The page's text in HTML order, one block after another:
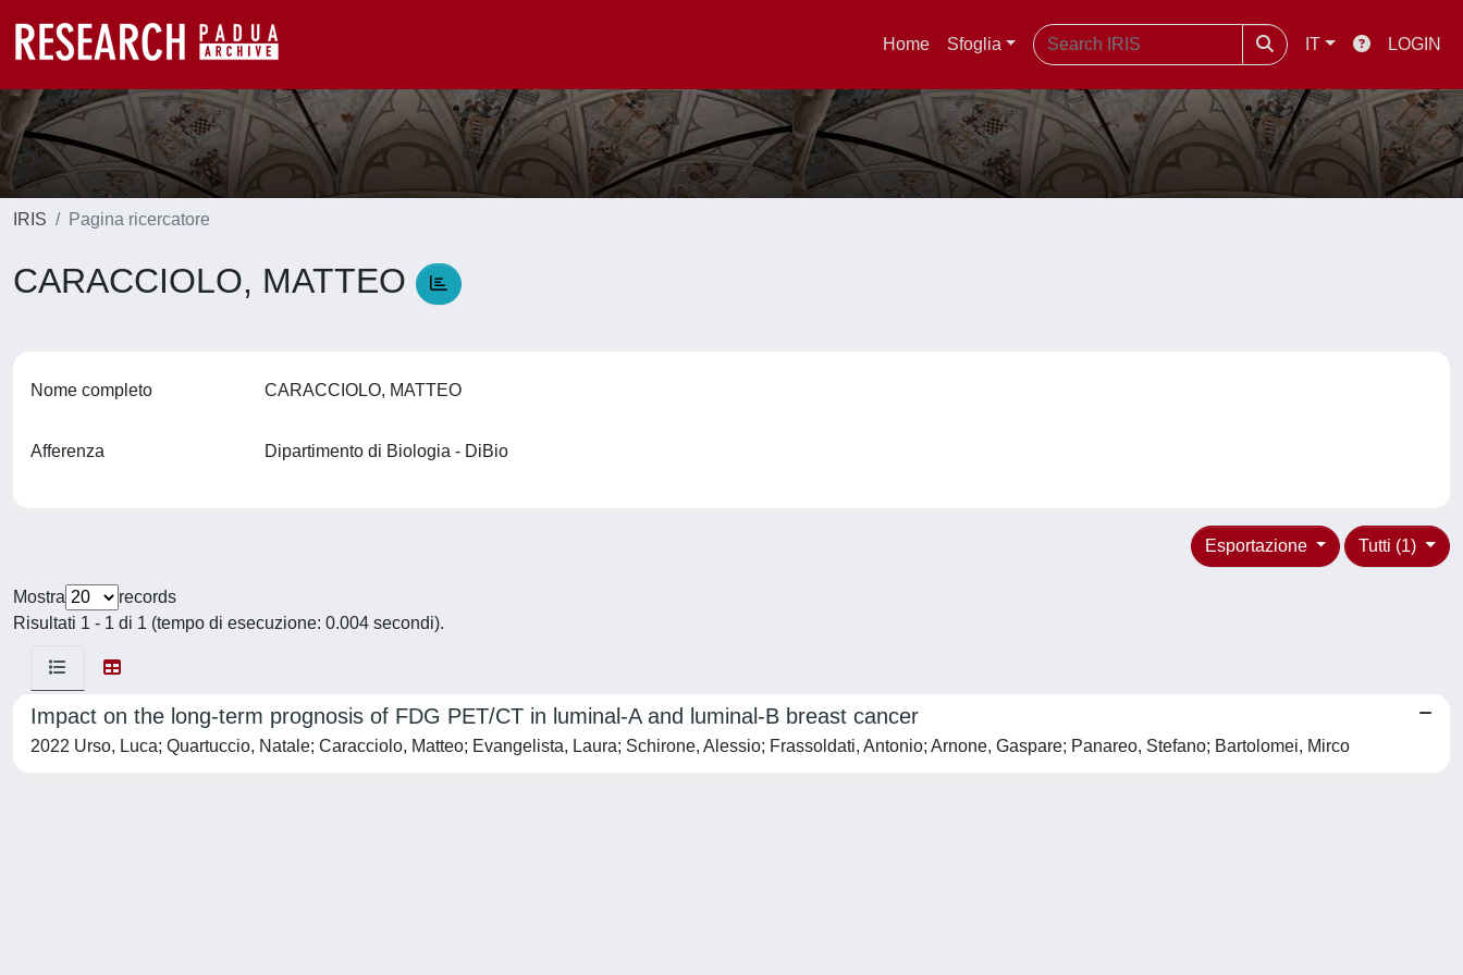
Home Sfoglia IT LOGIN
IRIS Pagina ricercatore
CARACCIOLO, MATTEO
Nome completo CARACCIOLO, MATTEO
Afferenza Dipartimento di Biologia - DiBio
Tutti (1)
Esportazione
Mostra
records
Risultati 1 - 1 di 1 (tempo di esecuzione: 0.004 secondi).
Impact on the long-term prognosis of FDG PET/CT in luminal-A and luminal-B breast cancer
2022 Urso, Luca; Quartuccio, Natale; Caracciolo, Matteo; Evangelista, Laura; Schirone, Alessio; Frassoldati, Antonio; Arnone, Gaspare; Panareo, Stefano; Bartolomei, Mirco